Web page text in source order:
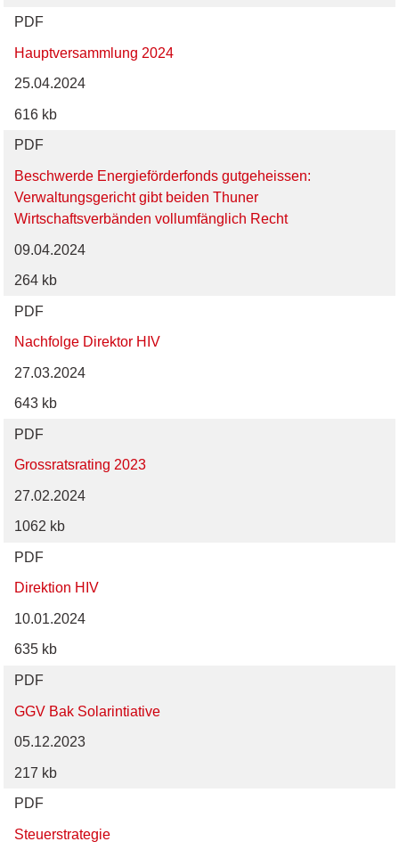
PDF
Hauptversammlung 2024
25.04.2024
616 kb
PDF
Beschwerde Energieförderfonds gutgeheissen:
Verwaltungsgericht gibt beiden Thuner
Wirtschaftsverbänden vollumfänglich Recht
09.04.2024
264 kb
PDF
Nachfolge Direktor HIV
27.03.2024
643 kb
PDF
Grossratsrating 2023
27.02.2024
1062 kb
PDF
Direktion HIV
10.01.2024
635 kb
PDF
GGV Bak Solarintiative
05.12.2023
217 kb
PDF
Steuerstrategie